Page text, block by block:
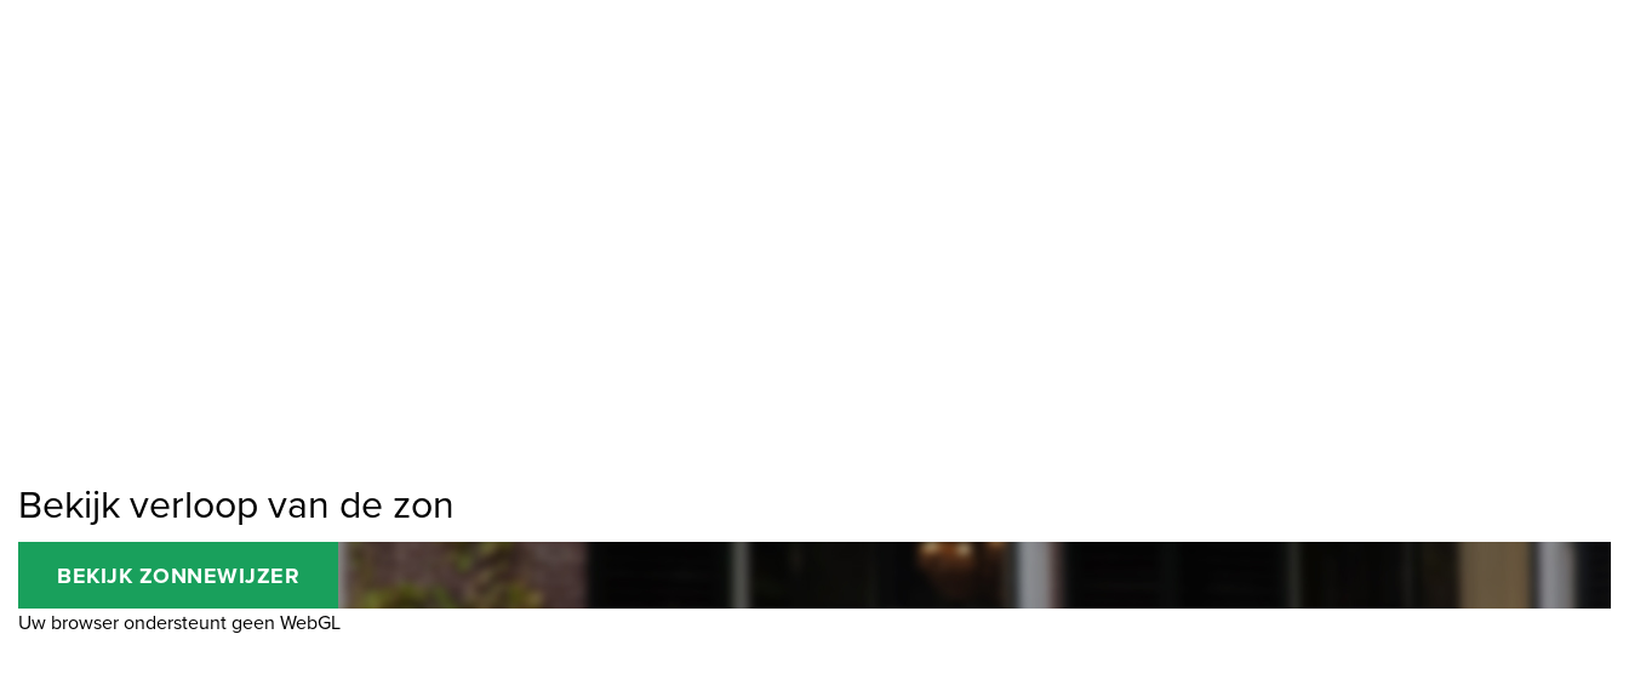
Bekijk verloop van de zon
BEKIJK ZONNEWIJZER
Uw browser ondersteunt geen WebGL